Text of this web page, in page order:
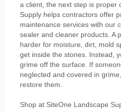
a client, the next step is proper
Supply helps contractors offer
maintenance services with our
sealer and cleaner products. A
harder for moisture, dirt, mold
get inside the stones. Instead,
grime off the surface. If
neglected and covered in
restore them.
Shop at SiteOne Landscape